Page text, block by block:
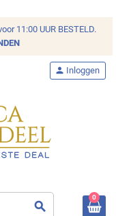
11:00 UUR BESTELD.
search
person Inloggen
0